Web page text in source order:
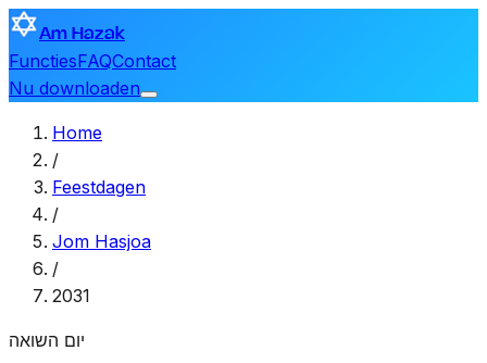
Am Hazak
FunctiesFAQContact
Nu downloaden
Home
/
Feestdagen
/
Jom Hasjoa
/
2031
יום השואה